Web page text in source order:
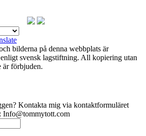
bilderna på denna webbplats är
svensk lagstiftning. All kopiering utan
är förbjuden.
Kontakta mig via kontaktformuläret
Info@tommytott.com